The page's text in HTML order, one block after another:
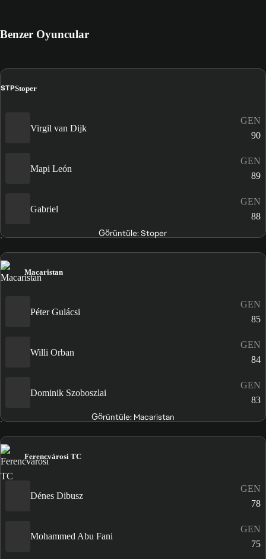
Benzer Oyuncular
STPStoper
Virgil van Dijk
GEN
90
Mapi León
GEN
89
Gabriel
GEN
88
Görüntüle: Stoper
Macaristan
Péter Gulácsi
GEN
85
Willi Orban
GEN
84
Dominik Szoboszlai
GEN
83
Görüntüle: Macaristan
Ferencvárosi TC
Dénes Dibusz
GEN
78
Mohammed Abu Fani
GEN
75